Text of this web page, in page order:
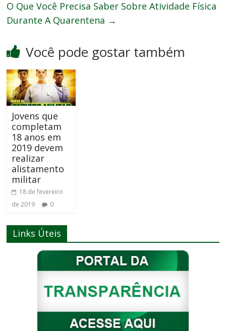
O Que Você Precisa Saber Sobre Atividade Física
Durante A Quarentena →
Você pode gostar também
Jovens que
completam
18 anos em
2019 devem
realizar
alistamento
militar
18 de fevereiro
de 2019
0
Links Úteis